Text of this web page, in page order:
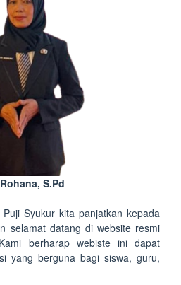
S.Pd
Syukur kita panjatkan kepada
selamat datang di website resmi
berharap webiste ini dapat
yang berguna bagi siswa, guru,